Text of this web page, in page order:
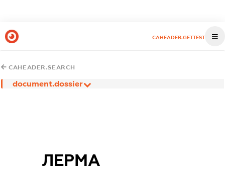
CAHEADER.GETTEST
CAHEADER.SEARCH
document.dossier
ЛЕРМА